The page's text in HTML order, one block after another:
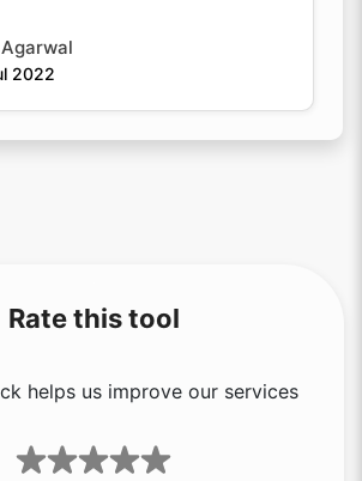
2022
Rate this tool
helps us improve our services